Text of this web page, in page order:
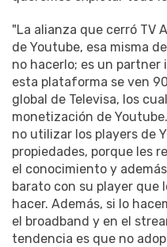
"La alianza que cerró TV
de Youtube, esa misma
no hacerlo; es un
esta plataforma se ven
global de Televisa, los
monetización de
no utilizar los players de
propiedades, porque les
el conocimiento y
barato con su player que
hacer. Además, si lo
el broadband y en el
tendencia es que no